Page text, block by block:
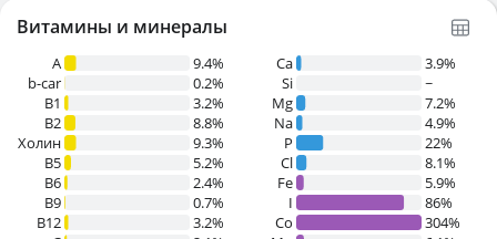
Витамины и минералы
A
9.4%
b-car
0.2%
В1
3.2%
B2
8.8%
Холин
9.3%
B5
5.2%
B6
2.4%
B9
0.7%
B12
3.2%
Ca
3.9%
Si
~
Mg
7.2%
Na
4.9%
P
22%
Cl
8.1%
Fe
5.9%
I
86%
Co
304%